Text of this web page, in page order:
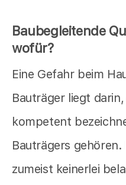
Baubegleitende
wofür?
Eine Gefahr beim
Bauträger liegt
kompetent
Bauträgers
zumeist keinerlei